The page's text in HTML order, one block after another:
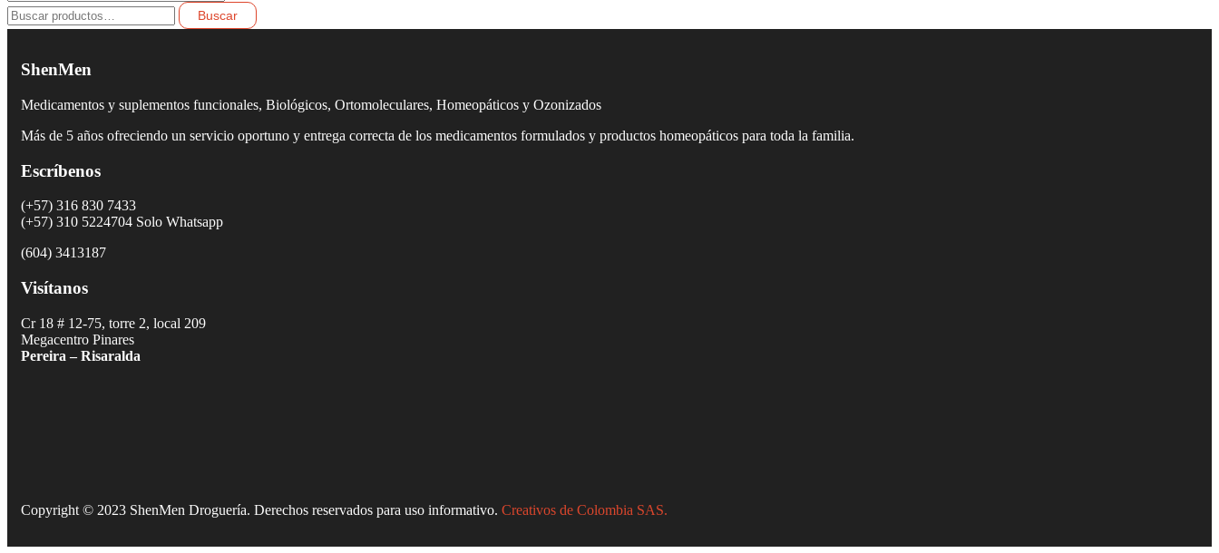
Buscar
por:
Buscar
ShenMen
Medicamentos y suplementos funcionales, Biológicos, Ortomoleculares, Homeopáticos y Ozonizados
Más de 5 años ofreciendo un servicio oportuno y entrega correcta de los medicamentos formulados y productos homeopáticos para toda la familia.
Escríbenos
(+57) 316 830 7433
(+57) 310 5224704 Solo Whatsapp
(604) 3413187
Visítanos
Cr 18 # 12-75, torre 2, local 209
Megacentro Pinares
Pereira – Risaralda
Copyright © 2023 ShenMen Droguería. Derechos reservados para uso informativo. Creativos de Colombia SAS.